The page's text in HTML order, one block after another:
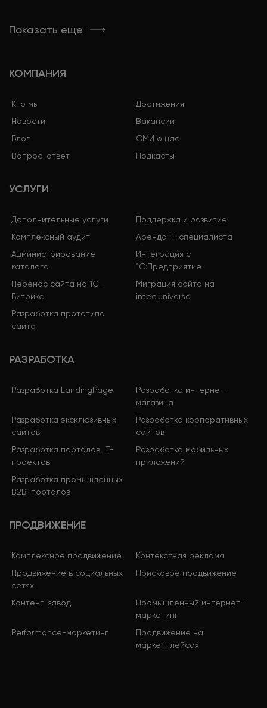
Показать еще
КОМПАНИЯ
Кто мы
Достижения
Новости
Вакансии
Блог
СМИ о нас
Вопрос-ответ
Подкасты
УСЛУГИ
Дополнительные услуги
Поддержка и развитие
Комплексный аудит
Аренда IT-специалиста
Администрирование
каталога
Интеграция с
1С:Предприятие
Перенос сайта на 1С-
Битрикс
Миграция сайта на
intec.universe
Разработка прототипа
сайта
РАЗРАБОТКА
Разработка LandingPage
Разработка интернет-
магазина
Разработка эксклюзивных
сайтов
Разработка корпоративных
сайтов
Разработка порталов, IT-
проектов
Разработка мобильных
приложений
Разработка промышленных
B2B-порталов
ПРОДВИЖЕНИЕ
Комплексное продвижение
Контекстная реклама
Продвижение в социальных
сетях
Поисковое продвижение
Контент-завод
Промышленный интернет-
маркетинг
Performance-маркетинг
Продвижение на
маркетплейсах